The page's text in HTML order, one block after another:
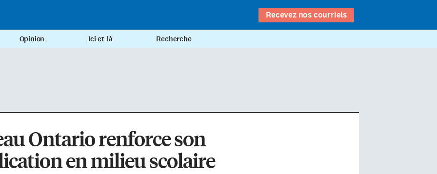
Recevez nos courriels
Opinion Ici et là Recherche
Ontario renforce son
en milieu scolaire